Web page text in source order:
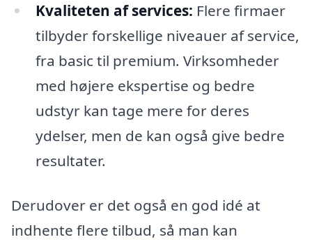
Kvaliteten af services: Flere firmaer
tilbyder forskellige niveauer af service,
fra basic til premium. Virksomheder
med højere ekspertise og bedre
udstyr kan tage mere for deres
ydelser, men de kan også give bedre
resultater.
Derudover er det også en god idé at
indhente flere tilbud, så man kan